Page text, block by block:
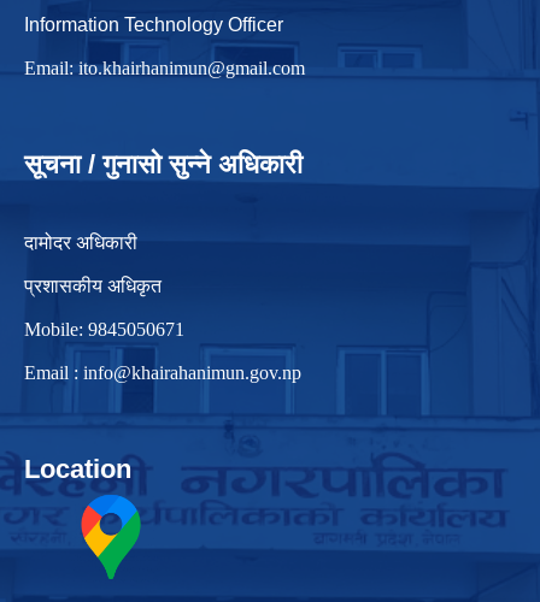
Information Technology Officer
Email: ito.khairhanimun@gmail.com
सूचना / गुनासो सुन्ने अधिकारी
दामोदर अधिकारी
प्रशासकीय अधिकृत
Mobile: 9845050671
Email : info@khairahanimun.gov.np
Location